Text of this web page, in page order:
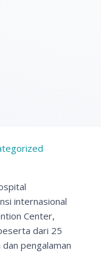
internasional
Center,
dari 25
pengalaman